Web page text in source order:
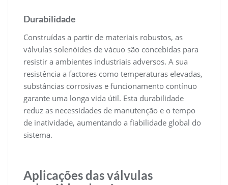
Durabilidade
Construídas a partir de materiais robustos, as
válvulas solenóides de vácuo são concebidas para
resistir a ambientes industriais adversos. A sua
resistência a factores como temperaturas elevadas,
substâncias corrosivas e funcionamento contínuo
garante uma longa vida útil. Esta durabilidade
reduz as necessidades de manutenção e o tempo
de inatividade, aumentando a fiabilidade global do
sistema.
Aplicações das válvulas